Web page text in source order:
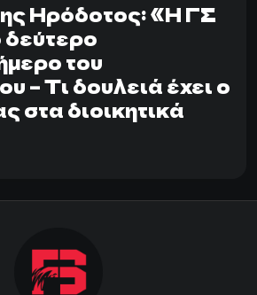
Ηρόδοτος: «Η ΓΣ
δεύτερο
του
– Τι δουλειά έχει ο
στα διοικητικά